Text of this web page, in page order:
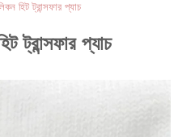
হিট ট্রান্সফার প্যাচ
ট্রান্সফার প্যাচ